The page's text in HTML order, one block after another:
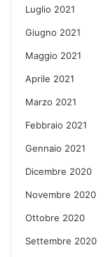
Luglio 2021
Giugno 2021
Maggio 2021
Aprile 2021
Marzo 2021
Febbraio 2021
Gennaio 2021
Dicembre 2020
Novembre 2020
Ottobre 2020
Settembre 2020